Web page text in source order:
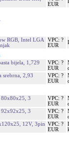
EUR
RGB, Intel LGA
VPC: ?
EUR
bijela, 1,729
VPC: ?
EUR
srebrna, 2,93
VPC: ?
EUR
80x80x25, 3
VPC: ?
EUR
92x92x25, 3
VPC: ?
EUR
12V, 3pin VPC: ?
EUR